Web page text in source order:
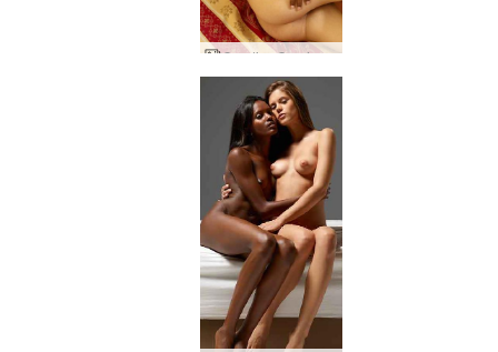
Candice Caprice e Valerie a três